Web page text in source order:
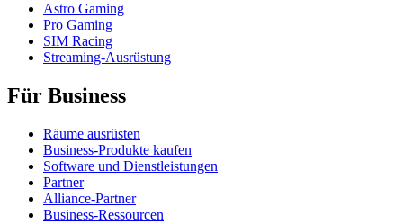
Astro Gaming
Pro Gaming
SIM Racing
Streaming-Ausrüstung
Für Business
Räume ausrüsten
Business-Produkte kaufen
Software und Dienstleistungen
Partner
Alliance-Partner
Business-Ressourcen